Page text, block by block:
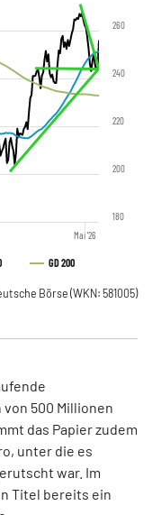
GD 200
Mai '26
180
200
220
240
260
Börse (WKN: 581005)
500 Millionen
das Papier zudem
unter die es
war. Im
Titel bereits ein